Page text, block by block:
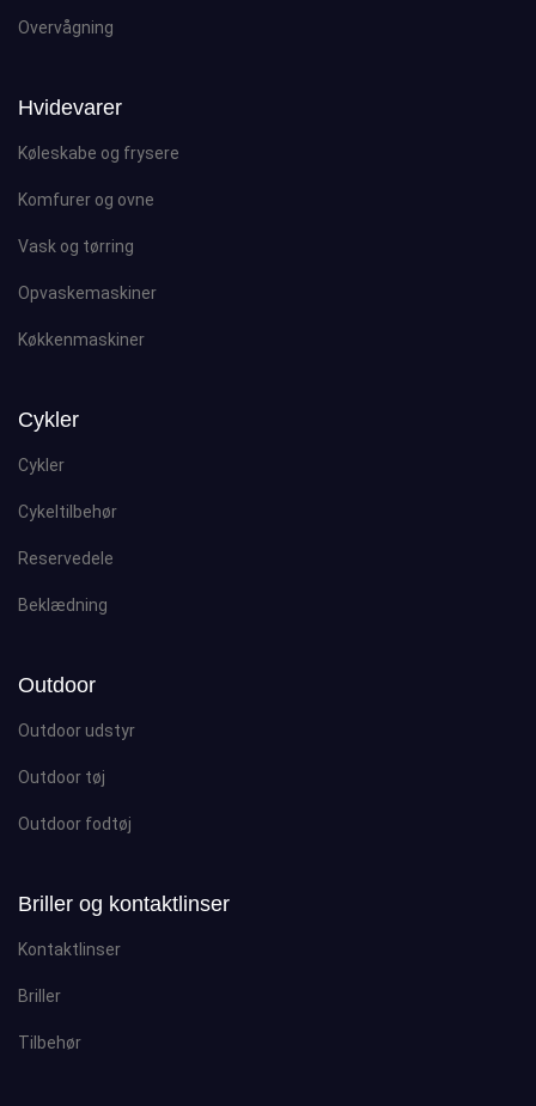
Overvågning
Hvidevarer
Køleskabe og frysere
Komfurer og ovne
Vask og tørring
Opvaskemaskiner
Køkkenmaskiner
Cykler
Cykler
Cykeltilbehør
Reservedele
Beklædning
Outdoor
Outdoor udstyr
Outdoor tøj
Outdoor fodtøj
Briller og kontaktlinser
Kontaktlinser
Briller
Tilbehør